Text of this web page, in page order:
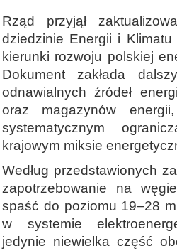
Rząd przyjął
dziedzinie Energii i
kierunki rozwoju polskiej
Dokument zakłada
odnawialnych źródeł
oraz magazynów
systematycznym
krajowym miksie
Według przedstawionych
zapotrzebowanie na
spaść do poziomu 19–28
w systemie
jedynie niewielka część